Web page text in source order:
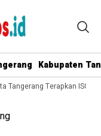
Kabupaten
Tangerang Terapkan ISO